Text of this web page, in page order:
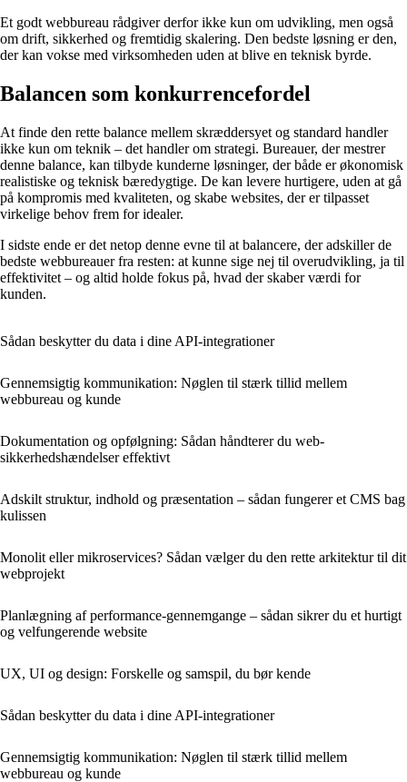
Et godt webbureau rådgiver derfor ikke kun om udvikling, men også
om drift, sikkerhed og fremtidig skalering. Den bedste løsning er den,
der kan vokse med virksomheden uden at blive en teknisk byrde.
Balancen som konkurrencefordel
At finde den rette balance mellem skræddersyet og standard handler
ikke kun om teknik – det handler om strategi. Bureauer, der mestrer
denne balance, kan tilbyde kunderne løsninger, der både er økonomisk
realistiske og teknisk bæredygtige. De kan levere hurtigere, uden at gå
på kompromis med kvaliteten, og skabe websites, der er tilpasset
virkelige behov frem for idealer.
I sidste ende er det netop denne evne til at balancere, der adskiller de
bedste webbureauer fra resten: at kunne sige nej til overudvikling, ja til
effektivitet – og altid holde fokus på, hvad der skaber værdi for
kunden.
Sådan beskytter du data i dine API‑integrationer
Gennemsigtig kommunikation: Nøglen til stærk tillid mellem
webbureau og kunde
Dokumentation og opfølgning: Sådan håndterer du web­
sikkerhedshændelser effektivt
Adskilt struktur, indhold og præsentation – sådan fungerer et CMS bag
kulissen
Monolit eller mikroservices? Sådan vælger du den rette arkitektur til dit
webprojekt
Planlægning af performance-gennemgange – sådan sikrer du et hurtigt
og velfungerende website
UX, UI og design: Forskelle og samspil, du bør kende
Sådan beskytter du data i dine API‑integrationer
Gennemsigtig kommunikation: Nøglen til stærk tillid mellem
webbureau og kunde